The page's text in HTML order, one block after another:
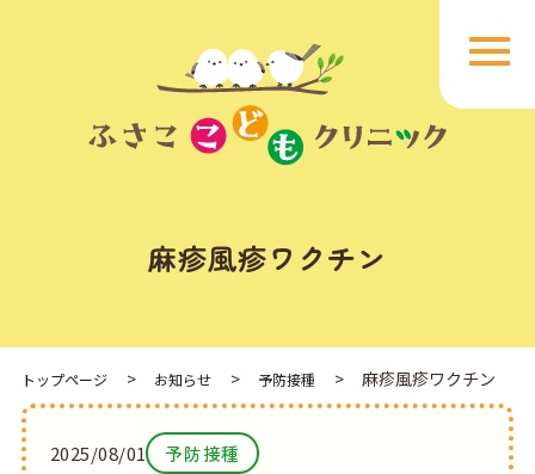
麻疹風疹ワクチン
トップページ お知らせ 予防接種 麻疹風疹ワクチン
2025/08/01 予防接種